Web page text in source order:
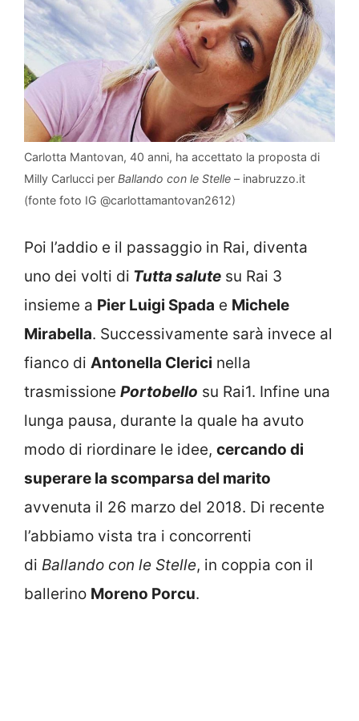
Carlotta Mantovan, 40 anni, ha accettato la proposta di
Milly Carlucci per Ballando con le Stelle – inabruzzo.it
(fonte foto IG @carlottamantovan2612)
Poi l’addio e il passaggio in Rai, diventa
uno dei volti di Tutta salute su Rai 3
insieme a Pier Luigi Spada e Michele
Mirabella. Successivamente sarà invece al
fianco di Antonella Clerici nella
trasmissione Portobello su Rai1. Infine una
lunga pausa, durante la quale ha avuto
modo di riordinare le idee, cercando di
superare la scomparsa del marito
avvenuta il 26 marzo del 2018. Di recente
l’abbiamo vista tra i concorrenti
di Ballando con le Stelle, in coppia con il
ballerino Moreno Porcu.